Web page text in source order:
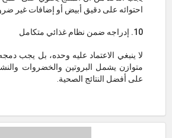
احتوائه على دقيق أبيض أو إضافات غير
10. إدراجه ضمن نظام غذائي متكامل
لا ينبغي الاعتماد عليه وحده، بل يجب
متوازن يشمل البروتين والخضروات
على أفضل النتائج الصحية.